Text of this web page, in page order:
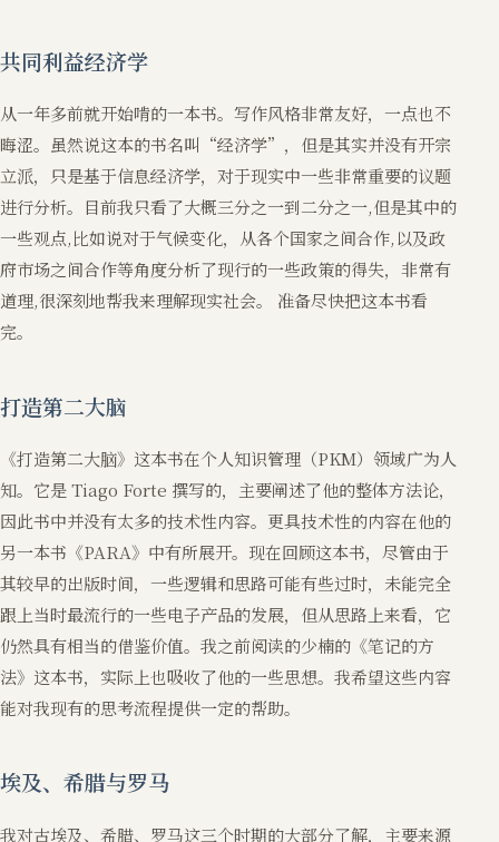
共同利益经济学
从一年多前就开始啃的一本书。写作风格非常友好，一点也不
晦涩。虽然说这本的书名叫“经济学”，但是其实并没有开宗
立派，只是基于信息经济学，对于现实中一些非常重要的议题
进行分析。目前我只看了大概三分之一到二分之一,但是其中的
一些观点,比如说对于气候变化，从各个国家之间合作,以及政
府市场之间合作等角度分析了现行的一些政策的得失，非常有
道理,很深刻地帮我来理解现实社会。 准备尽快把这本书看
完。
打造第二大脑
《打造第二大脑》这本书在个人知识管理（PKM）领域广为人
知。它是 Tiago Forte 撰写的，主要阐述了他的整体方法论，
因此书中并没有太多的技术性内容。更具技术性的内容在他的
另一本书《PARA》中有所展开。现在回顾这本书，尽管由于
其较早的出版时间，一些逻辑和思路可能有些过时，未能完全
跟上当时最流行的一些电子产品的发展，但从思路上来看，它
仍然具有相当的借鉴价值。我之前阅读的少楠的《笔记的方
法》这本书，实际上也吸收了他的一些思想。我希望这些内容
能对我现有的思考流程提供一定的帮助。
埃及、希腊与罗马
我对古埃及、希腊、罗马这三个时期的大部分了解，主要来源